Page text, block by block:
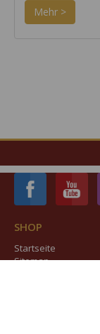
SHOP
Startseite
Sitemap